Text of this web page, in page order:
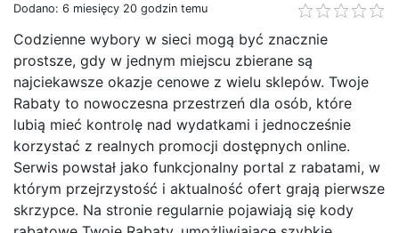
Dodano: 6 miesięcy 20 godzin temu
Codzienne wybory w sieci mogą być znacznie
prostsze, gdy w jednym miejscu zbierane są
najciekawsze okazje cenowe z wielu sklepów. Twoje
Rabaty to nowoczesna przestrzeń dla osób, które
lubią mieć kontrolę nad wydatkami i jednocześnie
korzystać z realnych promocji dostępnych online.
Serwis powstał jako funkcjonalny portal z rabatami, w
którym przejrzystość i aktualność ofert grają pierwsze
skrzypce. Na stronie regularnie pojawiają się kody